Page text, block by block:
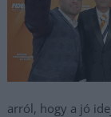
arról, hogy a jó